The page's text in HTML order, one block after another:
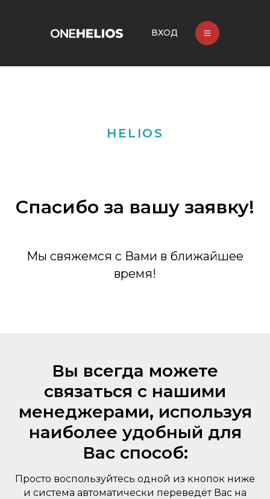
ВХОД
HELIOS
Спасибо за вашу заявку!
Мы свяжемся с Вами в ближайшее
время!
Вы всегда можете
связаться с нашими
менеджерами, используя
наиболее удобный для
Вас способ:
Просто воспользуйтесь одной из кнопок ниже
и система автоматически переведёт Вас на